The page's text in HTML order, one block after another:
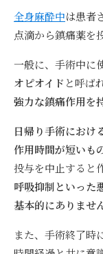
全身麻酔中は患者
点滴から鎮痛薬を
一般に、手術中に
オピオイド と呼ば
強力な鎮痛作用を
日帰り手術におけ
作用時間が短いも
投与を中止すると
呼吸抑制といった
基本的にありませ
また、手術終了時